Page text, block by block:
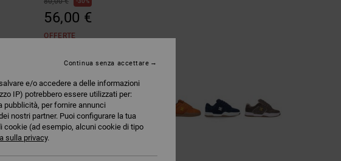
56,00 €
OFFERTE
e/o accedere a delle informazioni
IP) potrebbero essere utilizzati per:
pubblicità, per fornire annunci
nostri partner. Puoi configurare la tua
cookie (ad esempio, alcuni cookie di tipo
sulla privacy.
Continua senza accettare